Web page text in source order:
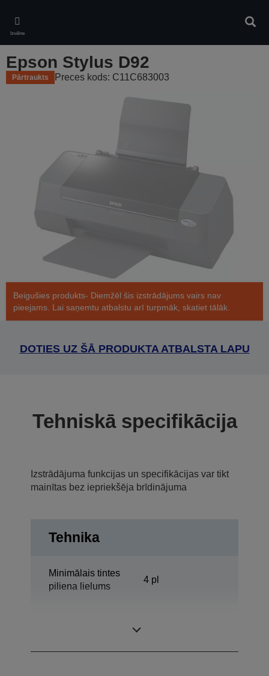
main
content
Izvēlne
Epson Stylus D92
Pārtraukts Preces kods: C11C683003
Beigušies produkts- Diemžēl šis izstrādājums vairs nav
pieejams. Lai saņemtu atbalstu arī turpmāk, skatiet tālāk.
DOTIES UZ ŠĀ PRODUKTA ATBALSTA LAPU
Tehniskā specifikācija
Izstrādājuma funkcijas un specifikācijas var tikt
mainītas bez iepriekšēja brīdinājuma
Tehnika
Minimālais tintes
piliena lielums
4 pl